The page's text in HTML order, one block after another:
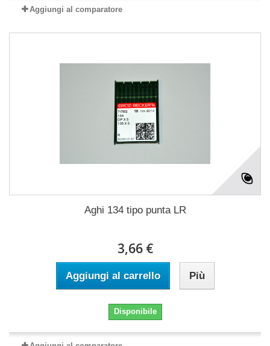
Aggiungi al comparatore
Aghi 134 tipo punta LR
3,66 €
Aggiungi al carrello Più
Disponibile